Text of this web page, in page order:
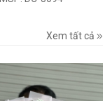
Xem tất cả